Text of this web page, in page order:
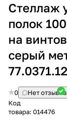
Стеллаж
полок
на
серый
0
Нет отзывов
Код
товара: 014476